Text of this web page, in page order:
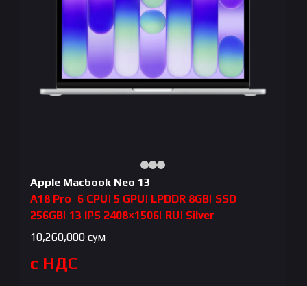
Apple Macbook Neo 13
A18 Pro| 6 CPU| 5 GPU| LPDDR 8GB| SSD
256GB| 13 IPS 2408×1506| RU| Silver
10,260,000 сум
с НДС